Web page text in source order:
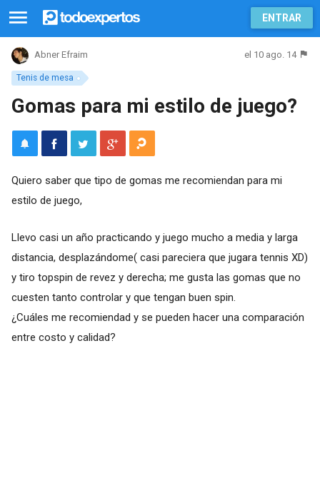
ENTRAR
Tenis de mesa
Abner Efraim el 10 ago. 14
Gomas para mi estilo de juego?
Quiero saber que tipo de gomas me recomiendan para mi
estilo de juego,
Llevo casi un año practicando y juego mucho a media y larga
distancia, desplazándome( casi pareciera que jugara tennis XD)
y tiro topspin de revez y derecha; me gusta las gomas que no
cuesten tanto controlar y que tengan buen spin.
¿Cuáles me recomiendad y se pueden hacer una comparación
entre costo y calidad?